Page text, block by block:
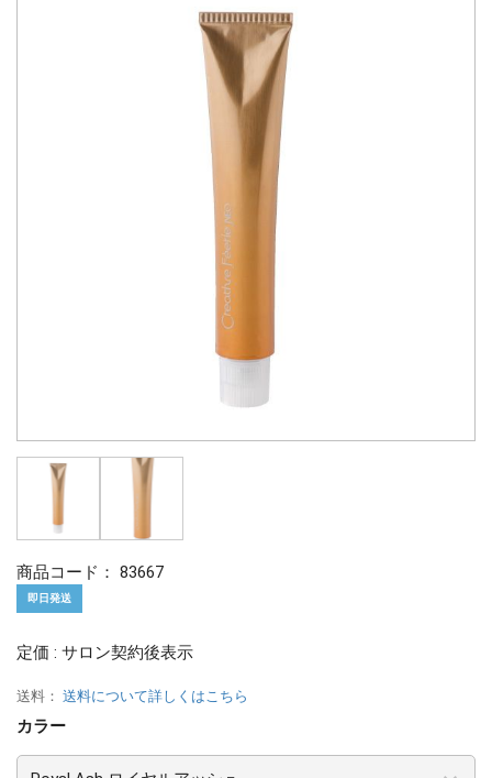
商品コード： 83667
即日発送
定価 : サロン契約後表示
送料： 送料について詳しくはこちら
カラー